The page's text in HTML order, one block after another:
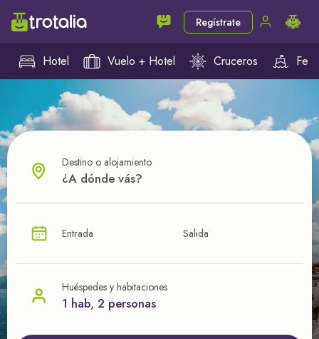
Regístrate
Hotel Vuelo + Hotel Cruceros
¿CUÁL VA A SER TU PRÓXIMO TROTE?
nuestras ofertas
Destino o alojamiento
Entrada Salida
Huéspedes y habitaciones
1 hab, 2 personas